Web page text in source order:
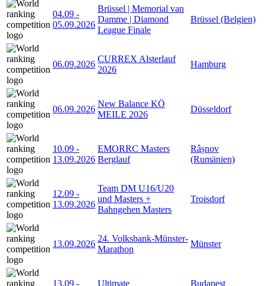
04.09 -
05.09.2026
Brüssel | Memorial van
Damme | Diamond
League Finale
Brüssel (Belgien)
06.09.2026
CURREX Alsterlauf
2026
Hamburg
06.09.2026
New Balance KÖ
MEILE 2026
Düsseldorf
10.09 -
13.09.2026
EMORRC Masters
Berglauf
Râșnov
(Rumänien)
12.09 -
13.09.2026
Team DM U16/U20
und Masters +
Bahngehen Masters
Troisdorf
13.09.2026
24. Volksbank-Münster-
Marathon
Münster
13.09 -
Ultimate
Budapest